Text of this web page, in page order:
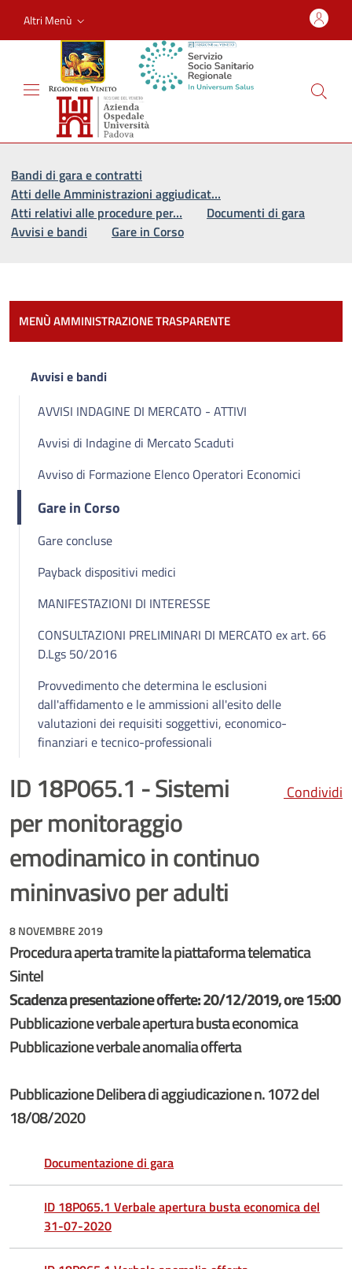
Altri Menù
Bandi di gara e contratti
Atti delle Amministrazioni aggiudicat…
Atti relativi alle procedure per…
Documenti di gara
Avvisi e bandi
Gare in Corso
MENÙ AMMINISTRAZIONE TRASPARENTE
Avvisi e bandi
AVVISI INDAGINE DI MERCATO - ATTIVI
Avvisi di Indagine di Mercato Scaduti
Avviso di Formazione Elenco Operatori Economici
Gare in Corso
Gare concluse
Payback dispositivi medici
MANIFESTAZIONI DI INTERESSE
CONSULTAZIONI PRELIMINARI DI MERCATO ex art. 66
D.Lgs 50/2016
Provvedimento che determina le esclusioni
dall'affidamento e le ammissioni all'esito delle
valutazioni dei requisiti soggettivi, economico-
finanziari e tecnico-professionali
ID 18P065.1 - Sistemi
per monitoraggio
emodinamico in continuo
mininvasivo per adulti
Condividi
8 NOVEMBRE 2019
Procedura aperta tramite la piattaforma telematica
Sintel
Scadenza presentazione offerte: 20/12/2019, ore 15:00
Pubblicazione verbale apertura busta economica
Pubblicazione verbale anomalia offerta
Pubblicazione Delibera di aggiudicazione n. 1072 del
18/08/2020
Documentazione di gara
ID 18P065.1 Verbale apertura busta economica del
31-07-2020